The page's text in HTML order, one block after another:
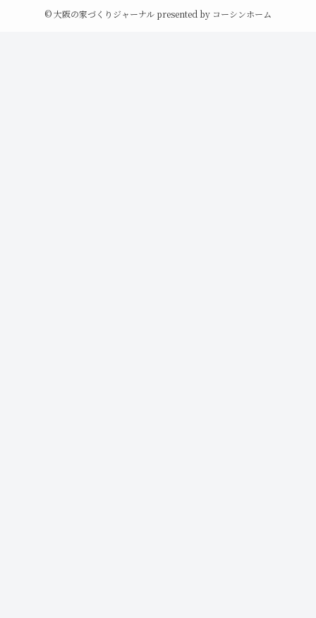
©大阪の家づくりジャーナル presented by コーシンホーム